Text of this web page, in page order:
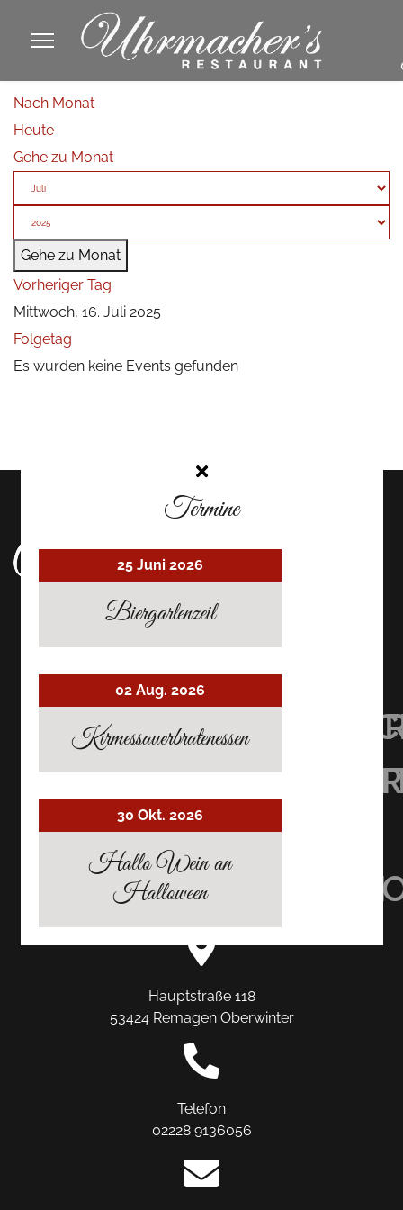
Nach Monat
Heute
Gehe zu Monat
Gehe zu Monat
Vorheriger Tag
Mittwoch, 16. Juli 2025
Folgetag
Es wurden keine Events gefunden
UHRMACHER’S
RESTAURANT
AUF
TRIPADVISOR
AUF
INSTAGRAM
AUF
Hauptstraße 118
53424 Remagen Oberwinter
Telefon
02228 9136056
Termine
25 Juni 2026
Biergartenzeit
02 Aug. 2026
Kirmessauerbratenessen
30 Okt. 2026
Hallo Wein an
Halloween